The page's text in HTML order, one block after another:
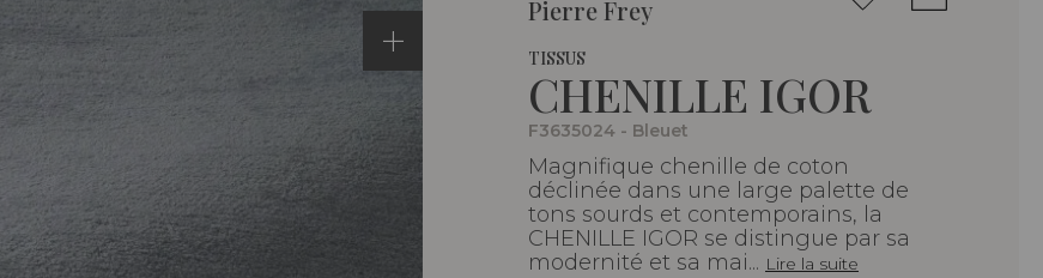
Pierre Frey
TISSUS
CHENILLE IGOR
F3635024 - Bleuet
Magnifique chenille de coton
déclinée dans une large palette de
tons sourds et contemporains, la
CHENILLE IGOR se distingue par sa
modernité et sa mai... Lire la suite